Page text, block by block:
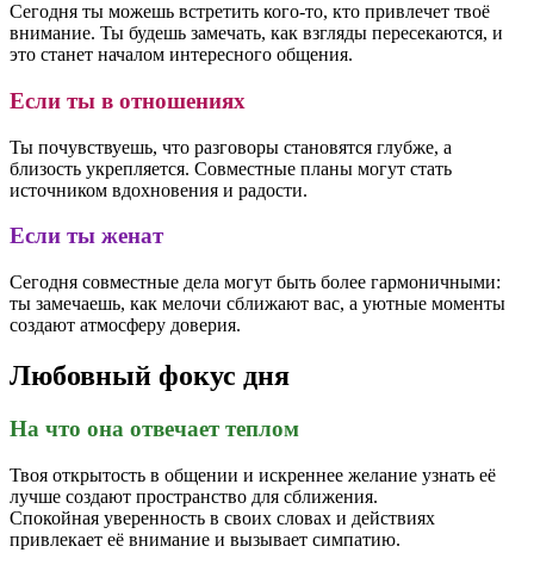
Сегодня ты можешь встретить кого-то, кто привлечет твоё
внимание. Ты будешь замечать, как взгляды пересекаются, и
это станет началом интересного общения.
Если ты в отношениях
Ты почувствуешь, что разговоры становятся глубже, а
близость укрепляется. Совместные планы могут стать
источником вдохновения и радости.
Если ты женат
Сегодня совместные дела могут быть более гармоничными:
ты замечаешь, как мелочи сближают вас, а уютные моменты
создают атмосферу доверия.
Любовный фокус дня
На что она отвечает теплом
Твоя открытость в общении и искреннее желание узнать её
лучше создают пространство для сближения.
Спокойная уверенность в своих словах и действиях
привлекает её внимание и вызывает симпатию.